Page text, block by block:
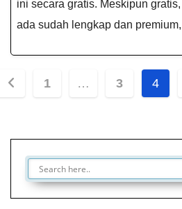
ini secara gratis. Meskipun
ada sudah lengkap dan
1 … 3 4